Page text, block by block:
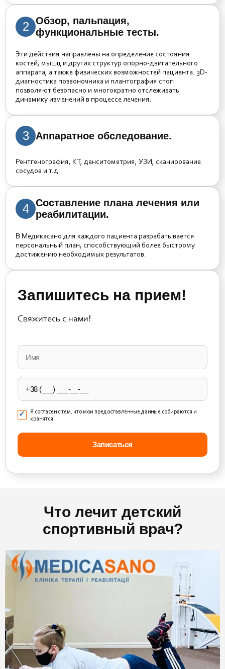
2
Обзор, пальпация,
функциональные тесты.
Эти действия направлены на определение состояния
костей, мышц и других структур опорно-двигательного
аппарата, а также физических возможностей пациента. 3D-
диагностика позвоночника и плантография стоп
позволяют безопасно и многократно отслеживать
динамику изменений в процессе лечения.
3 Аппаратное обследование.
Рентгенография, КТ, денситометрия, УЗИ, сканирование
сосудов и т.д.
4
Составление плана лечения или
реабилитации.
В Медикасано для каждого пациента разрабатывается
персональный план, способствующий более быстрому
достижению необходимых результатов.
Запишитесь на прием!
Свяжитесь с нами!
leave
this
field
empty.
Я согласен с тем, что мои предоставленные данные собираются и
хранятся.
Что лечит детский
спортивный врач?